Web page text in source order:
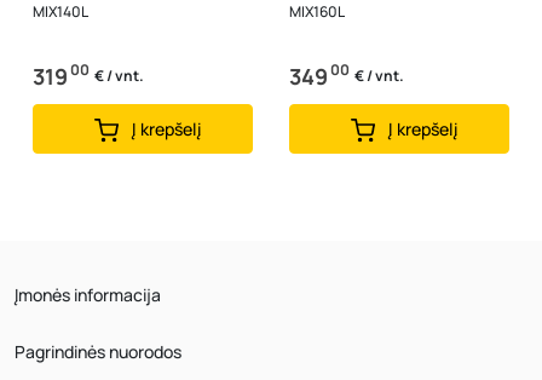
MIX140L
31900 € / vnt.
Į krepšelį
MIX160L
34900 € / vnt.
Į krepšelį
Įmonės informacija
Pagrindinės nuorodos